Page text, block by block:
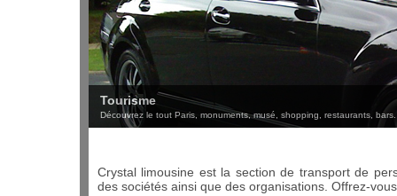
Tourisme
Découvrez le tout Paris, monuments, musé, shopping, restaurants,
Crystal limousine est la section de transport de
des sociétés ainsi que des organisations. Offrez-